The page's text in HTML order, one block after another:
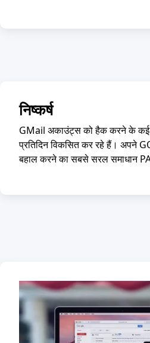
निष्कर्ष
GMail अकाउंट्स को हैक करने के कई
प्रतिदिन विकसित कर रहे हैं। अपने
बहाल करने का सबसे सरल समाधान